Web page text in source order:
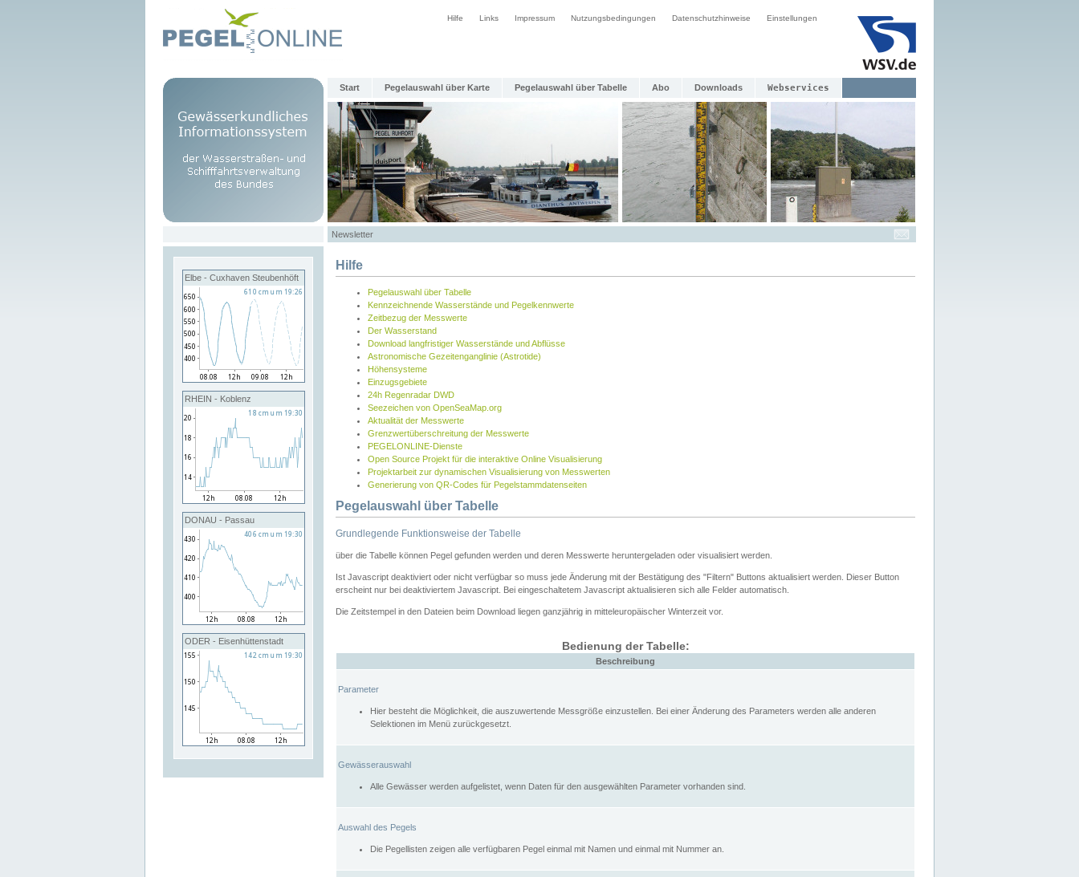
Hilfe Links Impressum Nutzungsbedingungen Datenschutzhinweise Einstellungen
Start Pegelauswahl über Karte Pegelauswahl über Tabelle Abo Downloads Webservices
Newsletter
Elbe - Cuxhaven Steubenhöft
RHEIN - Koblenz
DONAU - Passau
ODER - Eisenhüttenstadt
Hilfe
Pegelauswahl über Tabelle
Kennzeichnende Wasserstände und Pegelkennwerte
Zeitbezug der Messwerte
Der Wasserstand
Download langfristiger Wasserstände und Abflüsse
Astronomische Gezeitenganglinie (Astrotide)
Höhensysteme
Einzugsgebiete
24h Regenradar DWD
Seezeichen von OpenSeaMap.org
Aktualität der Messwerte
Grenzwertüberschreitung der Messwerte
PEGELONLINE-Dienste
Open Source Projekt für die interaktive Online Visualisierung
Projektarbeit zur dynamischen Visualisierung von Messwerten
Generierung von QR-Codes für Pegelstammdatenseiten
Pegelauswahl über Tabelle
Grundlegende Funktionsweise der Tabelle
über die Tabelle können Pegel gefunden werden und deren Messwerte heruntergeladen oder visualisiert werden.
Ist Javascript deaktiviert oder nicht verfügbar so muss jede Änderung mit der Bestätigung des "Filtern" Buttons aktualisiert werden. Dieser Button
erscheint nur bei deaktiviertem Javascript. Bei eingeschaltetem Javascript aktualisieren sich alle Felder automatisch.
Die Zeitstempel in den Dateien beim Download liegen ganzjährig in mitteleuropäischer Winterzeit vor.
Bedienung der Tabelle:
Beschreibung
Parameter
Hier besteht die Möglichkeit, die auszuwertende Messgröße einzustellen. Bei einer Änderung des Parameters werden alle anderen
Selektionen im Menü zurückgesetzt.
Gewässerauswahl
Alle Gewässer werden aufgelistet, wenn Daten für den ausgewählten Parameter vorhanden sind.
Auswahl des Pegels
Die Pegellisten zeigen alle verfügbaren Pegel einmal mit Namen und einmal mit Nummer an.